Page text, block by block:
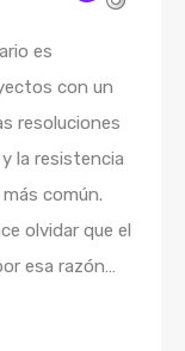
es
con un
resoluciones
la resistencia
común.
olvidar que el
esa razón…